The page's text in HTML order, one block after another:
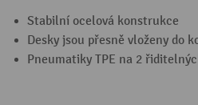
Stabilní ocelová konstrukce
Desky jsou přesně vloženy do
Pneumatiky TPE na 2